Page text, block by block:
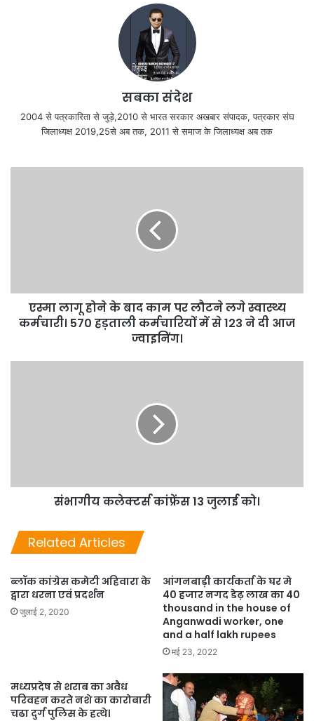
सबका संदेश
2004 से पत्रकारिता से जुड़े,2010 से भारत सरकार अखबार संपादक, पत्रकार संघ
जिलाध्यक्ष 2019,25से अब तक, 2011 से समाज के जिलाध्यक्ष अब तक
एस्मा लागू होने के बाद काम पर लौटने लगे स्वास्थ्य
कर्मचारी। 570 हड़ताली कर्मचारियों में से 123 ने दी आज
ज्वाइनिंग।
संभागीय कलेक्टर्स कांफ्रेंस 13 जुलाई को।
Related Articles
ब्लॉक कांग्रेस कमेटी अहिवारा के
द्वारा धरना एवं प्रदर्शन
जुलाई 2, 2020
आंगनबाड़ी कार्यकर्ता के घर मे
40 हजार नगद डेढ़ लाख का 40
thousand in the house of
Anganwadi worker, one
and a half lakh rupees
मई 23, 2022
मध्यप्रदेष से शराब का अवैध
परिवहन करते नशे का कारोबारी
चढा दुर्ग पुलिस के हत्थे।